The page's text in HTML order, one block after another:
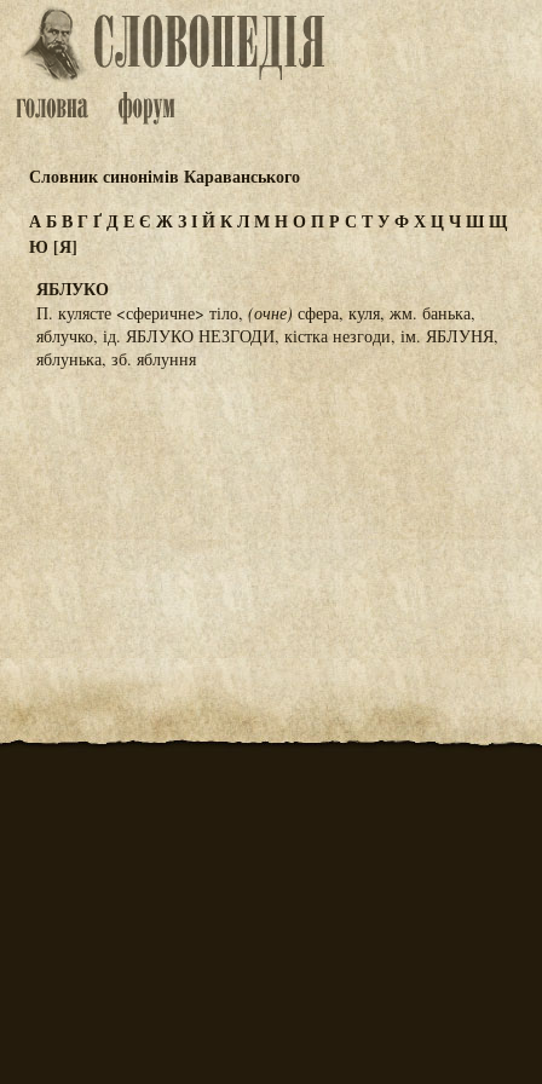
Словник синонімів Караванського
АБВГҐДЕЄ ЖЗІЙКЛМНОПР СТУФХЦЧШЩ
Ю [Я]
ЯБЛУКО
П. кулясте <сферичне> тіло, (очне) сфера, куля, жм. банька,
яблучко, ід. ЯБЛУКО НЕЗГОДИ, кістка незгоди, ім. ЯБЛУНЯ,
яблунька, зб. яблуння